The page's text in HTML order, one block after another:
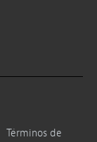
Términos de